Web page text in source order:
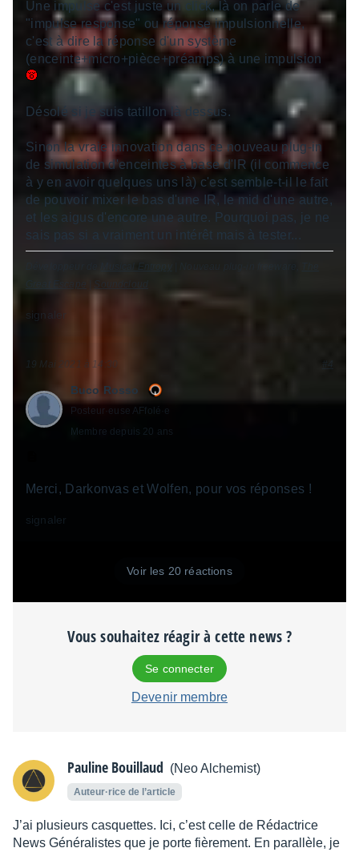
Une impulse c'est juste un click, là on parle de
"impulse response" ou réponse impulsionnelle,
c'est à dire la réponse d'un système
(enceinte+micro+pièce+préamps) à une impulsion
Désolé si je suis tatillon là dessus.
Sinon la vraie innovation dans ce nouveau plug-in
de simulation d'enceintes à base d'IR (il commence
à y en avoir quelques uns là) c'est semble-t-il le fait
de pouvoir mixer le bas d'une IR, le mid d'une autre,
et les aigus d'encore une autre. Pourquoi pas, je ne
sais pas si a vraiment un intérêt mais à tester...
Musical Entropy
Soundcloud
signaler
Buco Rosso
Posteur·euse AFfolé·e
Membre depuis 20 ans
19 Mai 2021 à 14:30 #4
Merci, Darkonvas et Wolfen, pour vos réponses !
signaler
Voir les 20 réactions
Vous souhaitez réagir à cette news ?
Se connecter
Devenir membre
Pauline Bouillaud (Neo Alchemist)
Auteur·rice de l’article
J’ai plusieurs casquettes. Ici, c’est celle de Rédactrice
News Généralistes que je porte fièrement. En parallèle, je